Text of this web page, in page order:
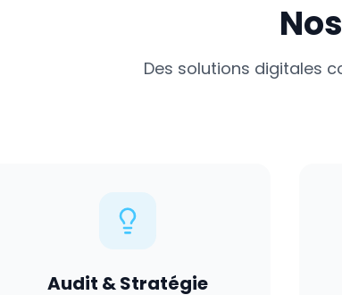
Des solutions digitales
Audit & Stratégie